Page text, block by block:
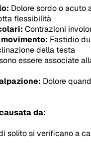
Dolore sordo o acuto
flessibilità
Contrazioni
Fastidio
della testa
essere associate
Dolore
da:
solito si verificano a